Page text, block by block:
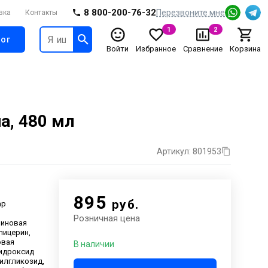
Контакты 8 800-200-76-32Перезвоните мне
Войти Избранное
1
Сравнение
2
Корзина
480 мл
Артикул: 801953
895 руб.
Розничная цена
В наличии